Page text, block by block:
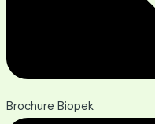
Brochure Biopek